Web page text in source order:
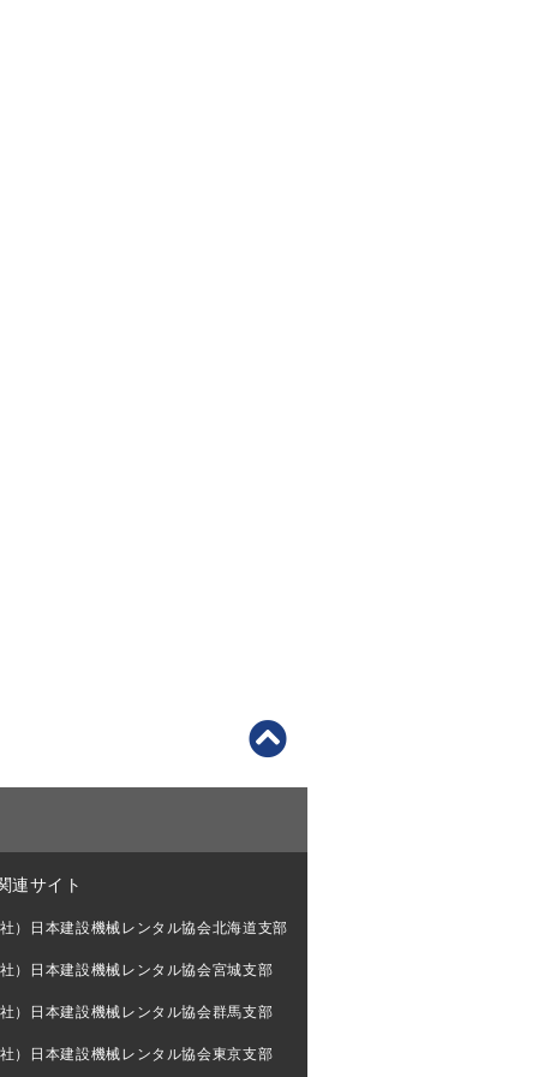
連サイト
）日本建設機械レンタル協会北海道支部
）日本建設機械レンタル協会宮城支部
）日本建設機械レンタル協会群馬支部
）日本建設機械レンタル協会東京支部